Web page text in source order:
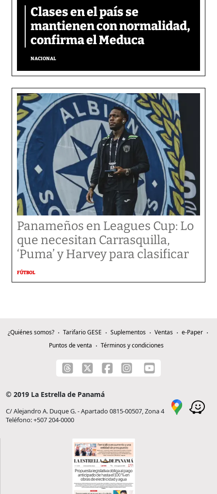
Clases en el país se
mantienen con normalidad,
confirma el Meduca
NACIONAL
Panameños en Leagues Cup: Lo
que necesitan Carrasquilla,
‘Puma’ y Harvey para clasificar
FÚTBOL
¿Quiénes somos? Tarifario GESE Suplementos Ventas
e-Paper
Puntos de venta
Términos y condiciones
© 2019 La Estrella de Panamá
C/ Alejandro A. Duque G. - Apartado 0815-00507, Zona 4
Teléfono: +507 204-0000